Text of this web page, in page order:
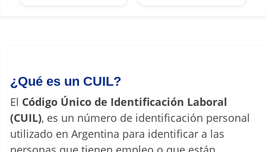
¿Qué es un CUIL?
El Código Único de Identificación Laboral
(CUIL), es un número de identificación personal
utilizado en Argentina para identificar a las